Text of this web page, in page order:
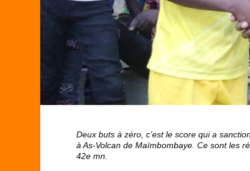
Deux buts à zéro, c’est le score qui a
à As-Volcan de Maïmbombaye. Ce sont les
42e mn.